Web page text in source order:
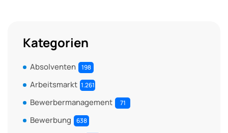
Kategorien
Absolventen 198
Arbeitsmarkt 1.261
Bewerbermanagement 71
Bewerbung 638